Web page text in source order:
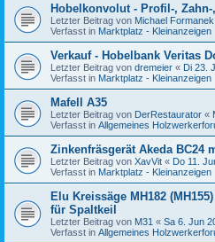
Hobelkonvolut - Profil-, Zahn-
Letzter Beitrag von Michael Formanek
Verfasst in Marktplatz - Kleinanzeigen
Verkauf - Hobelbank Veritas
Letzter Beitrag von dremeier « Di 23.
Verfasst in Marktplatz - Kleinanzeigen
Mafell A35
Letzter Beitrag von DerRestaurator «
Verfasst in Allgemeines
Zinkenfräsgerät Akeda BC24
Letzter Beitrag von XavVit « Do 11.
Verfasst in Marktplatz - Kleinanzeigen
Elu Kreissäge MH182
für Spaltkeil
Letzter Beitrag von M31 « Sa 6. Jun
Verfasst in Allgemeines